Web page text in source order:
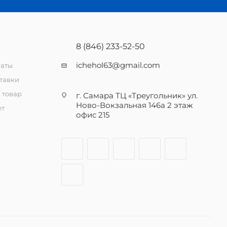
товар
8 (846) 233-52-50
ichehol63@gmail.com
г. Самара ТЦ «Треугольник» ул.
Ново-Вокзальная 146а 2 этаж
офис 215